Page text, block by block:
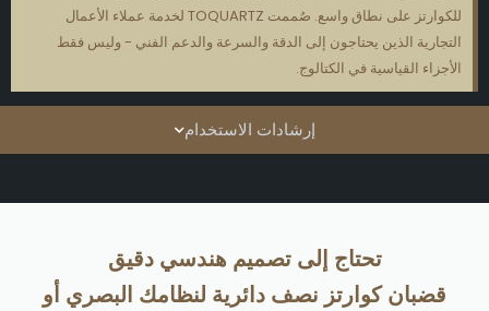
إرشادات الاستخدام
للكوارتز على نطاق واسع. صُممت TOQUARTZ لخدمة عملاء الأعمال
التجارية الذين يحتاجون إلى الدقة والسرعة والدعم الفني - وليس فقط
الأجزاء القياسية في الكتالوج.
تحتاج إلى تصميم هندسي دقيق
قضبان كوارتز نصف دائرية لنظامك البصري أو